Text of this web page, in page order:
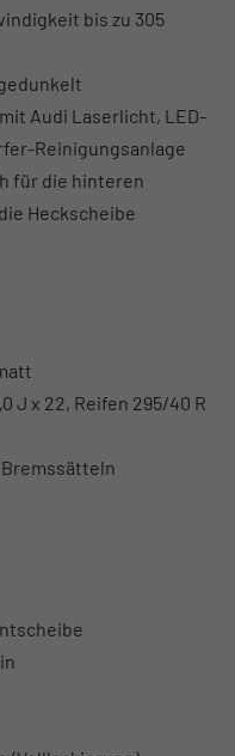
bis zu 305
Audi Laserlicht, LED-
Reinigungsanlage
für die hinteren
Heckscheibe
J x 22, Reifen 295/40 R